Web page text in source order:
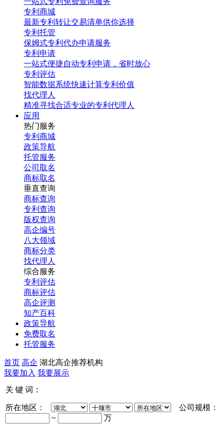
专利商城
最新专利转让交易清单供你选择
专利托管
保姆式专利代办申请服务
专利申请
一站式便捷自动专利申请，省时放心
专利评估
智能数据系统快速计算专利价值
找代理人
精准寻找合适专业的专利代理人
应用
热门服务
专利商城
政策导航
托管服务
公司取名
商标取名
垂直查询
商标查询
专利查询
版权查询
高企编号
八大领域
商标分类
找代理人
综合服务
专利评估
商标评估
高企评测
知产百科
政策导航
免费取名
托管服务
首页 高企 湖北高企推荐机构
我要加入 我要展示
关 键 词：
所在地区：
公司规模：
~
万